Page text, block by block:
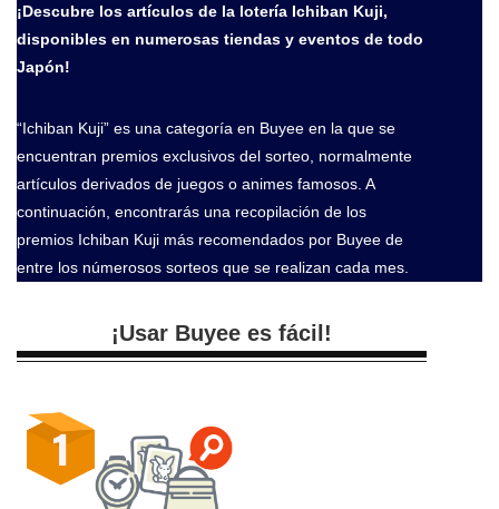
¡Descubre los artículos de la lotería Ichiban Kuji,
disponibles en numerosas tiendas y eventos de todo
Japón!
“Ichiban Kuji” es una categoría en Buyee en la que se
encuentran premios exclusivos del sorteo, normalmente
artículos derivados de juegos o animes famosos. A
continuación, encontrarás una recopilación de los
premios Ichiban Kuji más recomendados por Buyee de
entre los númerosos sorteos que se realizan cada mes.
¡Usar Buyee es fácil!